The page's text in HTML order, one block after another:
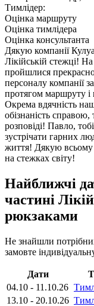
Тимлідер:
Оцінка маршруту
Оцінка тимлідера
Оцінка консультанта
Дякую компанії
Лікійській стежці!
пройшлися
персоналу компанії
протягом маршруту і
Окрема вдячність
обізнаність справою,
розповіді! Павло,
зустрічати гарних
життя! Дякую всьому
на стежках світу!
Найближчі
частині
рюкзаками
Не знайшли
замовте
Дати
04.10 - 11.10.26
13.10 - 20.10.26